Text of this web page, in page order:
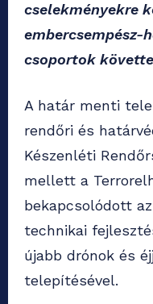
cselekményekre
csoportok
A határ menti
rendőri és
Készenléti
mellett a
bekapcsolódott
technikai
újabb drónok és
telepítésével.